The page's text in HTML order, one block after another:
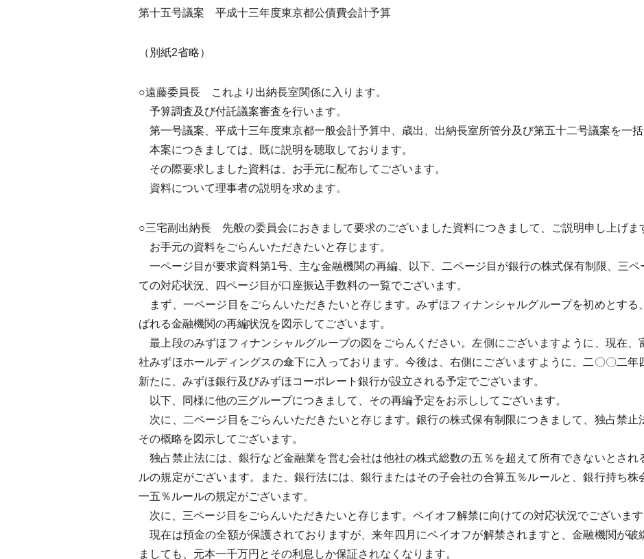
第十五号議案 平成十三年度東京都公債費会計予算
（別紙2省略）
○遠藤委員長 これより出納長室関係に入ります。
予算調査及び付託議案審査を行います。
第一号議案、平成十三年度東京都一般会計予算中、歳出、出納長室所管分及び第五十二号議案を一括
本案につきましては、既に説明を聴取しております。
その際要求しました資料は、お手元に配布してございます。
資料について理事者の説明を求めます。
○三宅副出納長 先般の委員会におきまして要求のございました資料につきまして、ご説明申し上げま
お手元の資料をごらんいただきたいと存じます。
一ページ目が要求資料第1号、主な金融機関の再編、以下、二ページ目が銀行の株式保有制限、三ペ
ての対応状況、四ページ目が口座振込手数料の一覧でございます。
まず、一ページ目をごらんいただきたいと存じます。みずほフィナンシャルグループを初めとする
ばれる金融機関の再編状況を図示してございます。
最上段のみずほフィナンシャルグループの図をごらんください。左側にございますように、現在、
社みずほホールディングスの傘下に入っております。今後は、右側にございますように、二〇〇二年
新たに、みずほ銀行及びみずほコーポレート銀行が設立される予定でございます。
以下、同様に他の三グループにつきまして、その再編予定をお示ししてございます。
次に、二ページ目をごらんいただきたいと存じます。銀行の株式保有制限につきまして、独占禁止
その概略を図示してございます。
独占禁止法には、銀行など金融業を営む会社は他社の株式総数の五％を超えて所有できないとされ
ルの規定がございます。また、銀行法には、銀行またはその子会社の合算五％ルールと、銀行持ち
一五％ルールの規定がございます。
次に、三ページ目をごらんいただきたいと存じます。ペイオフ解禁に向けての対応状況でございます
現在は預金の全額が保護されておりますが、来年四月にペイオフが解禁されますと、金融機関が破
ましても、元本一千万円とその利息しか保証されなくなります。